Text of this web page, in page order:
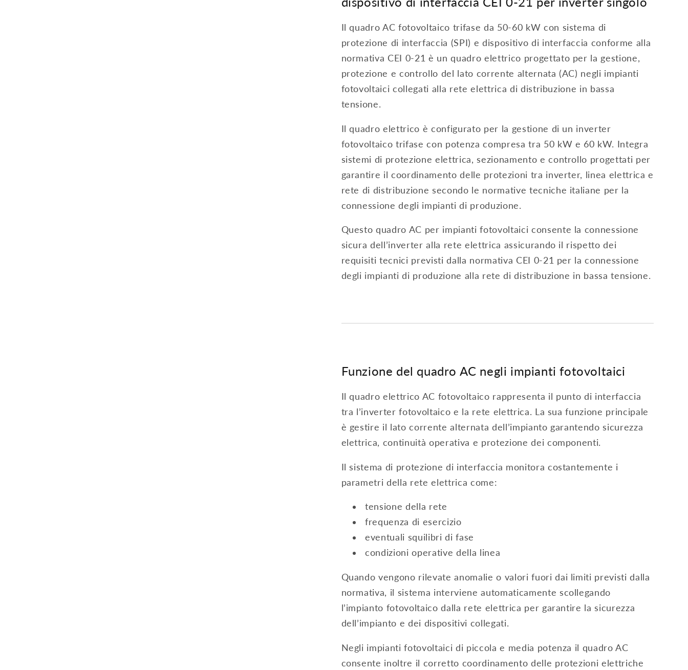
Il quadro AC fotovoltaico trifase da 50-60 kW con sistema di
protezione di interfaccia (SPI) e dispositivo di interfaccia conforme alla
normativa CEI 0-21 è un quadro elettrico progettato per la gestione,
protezione e controllo del lato corrente alternata (AC) negli impianti
fotovoltaici collegati alla rete elettrica di distribuzione in bassa
tensione.
Il quadro elettrico è configurato per la gestione di un inverter
fotovoltaico trifase con potenza compresa tra 50 kW e 60 kW. Integra
sistemi di protezione elettrica, sezionamento e controllo progettati per
garantire il coordinamento delle protezioni tra inverter, linea elettrica e
rete di distribuzione secondo le normative tecniche italiane per la
connessione degli impianti di produzione.
Questo quadro AC per impianti fotovoltaici consente la connessione
sicura dell’inverter alla rete elettrica assicurando il rispetto dei
requisiti tecnici previsti dalla normativa CEI 0-21 per la connessione
degli impianti di produzione alla rete di distribuzione in bassa tensione.
Funzione del quadro AC negli impianti fotovoltaici
Il quadro elettrico AC fotovoltaico rappresenta il punto di interfaccia
tra l’inverter fotovoltaico e la rete elettrica. La sua funzione principale
è gestire il lato corrente alternata dell’impianto garantendo sicurezza
elettrica, continuità operativa e protezione dei componenti.
Il sistema di protezione di interfaccia monitora costantemente i
parametri della rete elettrica come:
tensione della rete
frequenza di esercizio
eventuali squilibri di fase
condizioni operative della linea
Quando vengono rilevate anomalie o valori fuori dai limiti previsti dalla
normativa, il sistema interviene automaticamente scollegando
l’impianto fotovoltaico dalla rete elettrica per garantire la sicurezza
dell’impianto e dei dispositivi collegati.
Negli impianti fotovoltaici di piccola e media potenza il quadro AC
consente inoltre il corretto coordinamento delle protezioni elettriche